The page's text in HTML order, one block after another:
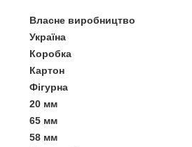
Власне виробництво
Україна
Коробка
Картон
Фігурна
20 мм
65 мм
58 мм